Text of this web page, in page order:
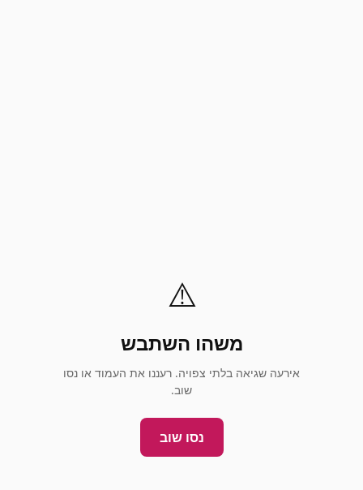
⚠️
משהו השתבש
אירעה שגיאה בלתי צפויה. רעננו את העמוד או נסו
שוב.
נסו שוב